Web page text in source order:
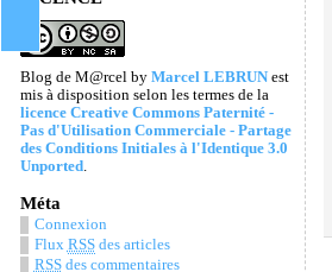
Blog de M@rcelby Marcel LEBRUNest
mis à disposition selon les termes de la
licence Creative Commons Paternité -
Pas d'Utilisation Commerciale - Partage
des Conditions Initiales à l'Identique 3.0
Unported.
Méta
Connexion
Flux RSSdes articles
RSSdes commentaires